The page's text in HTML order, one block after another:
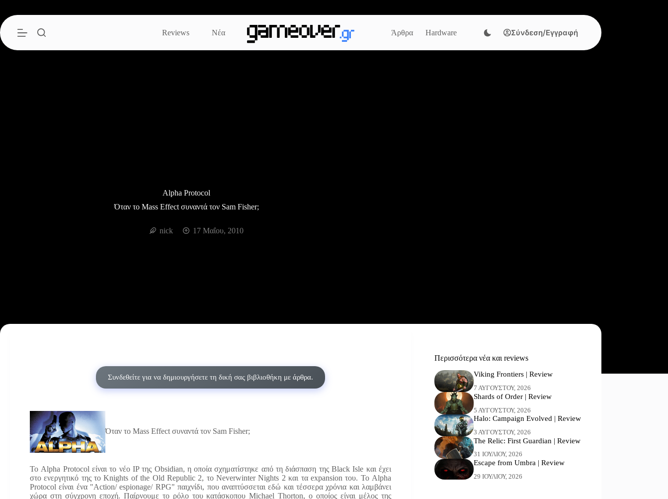
περιεχόμενο
Reviews
Νέα Άρθρα Hardware Σύνδεση/Εγγραφή
Alpha Protocol
Όταν το Mass Effect συναντά τον Sam Fisher;
nick 17 Μαΐου, 2010
Συνδεθείτε για να δημιουργήσετε τη δική σας βιβλιοθήκη με άρθρα.
Όταν το Mass Effect συναντά τον Sam Fisher;
Το Alpha Protocol είναι το νέο IP της Obsidian, η οποία σχηματίστηκε από τη διάσπαση της Black Isle και έχει
στο ενεργητικό της το Κnights of the Old Republic 2, το Neverwinter Nights 2 και τα expansion του. Το Alpha
Protocol είναι ένα "Action/ espionage/ RPG" παιχνίδι, που αναπτύσσεται εδώ και τέσσερα χρόνια και λαμβάνει
χώρα στη σύγχρονη εποχή. Παίρνουμε το ρόλο του κατάσκοπου Michael Thorton, ο οποίος είναι μέλος της
Περισσότερα νέα και reviews
Viking Frontiers | Review
7 ΑΥΓΟΎΣΤΟΥ, 2026
Shards of Order | Review
5 ΑΥΓΟΎΣΤΟΥ, 2026
Halo: Campaign Evolved | Review
3 ΑΥΓΟΎΣΤΟΥ, 2026
The Relic: First Guardian | Review
31 ΙΟΥΛΊΟΥ, 2026
Escape from Umbra | Review
29 ΙΟΥΛΊΟΥ, 2026